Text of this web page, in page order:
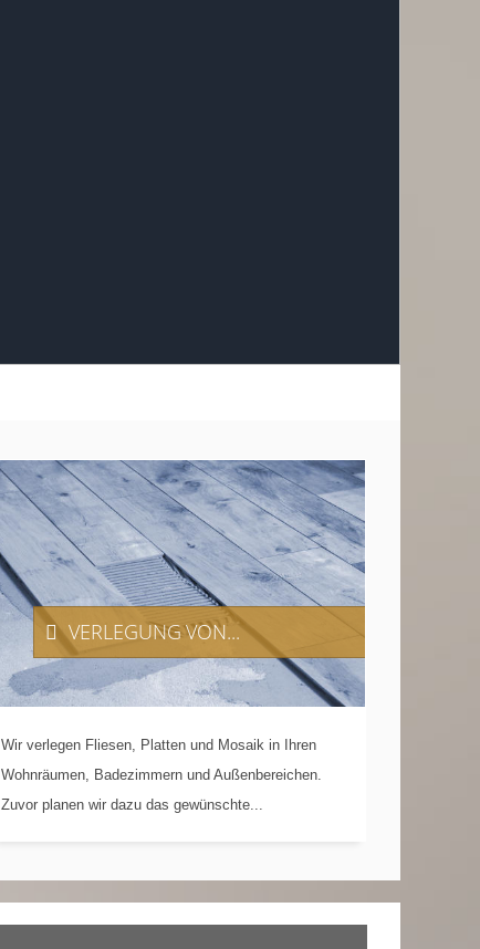
VERLEGUNGVON...
Wir verlegen Fliesen, Platten und Mosaik in Ihren
Wohnräumen, Badezimmern und Außenbereichen.
Zuvor planen wir dazu das gewünschte...